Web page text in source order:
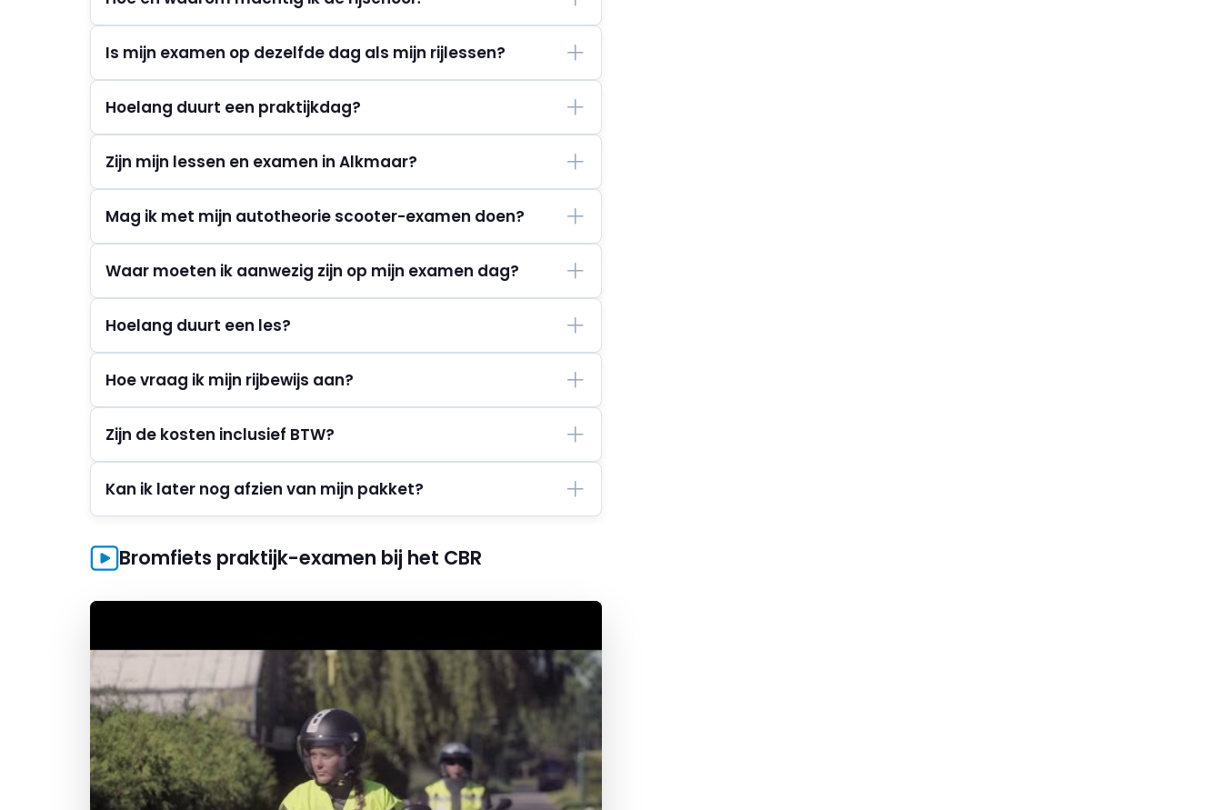
Is mijn examen op dezelfde dag als mijn rijlessen?
Hoelang duurt een praktijkdag?
Zijn mijn lessen en examen in Alkmaar?
Mag ik met mijn autotheorie scooter-examen doen?
Waar moeten ik aanwezig zijn op mijn examen dag?
Hoelang duurt een les?
Hoe vraag ik mijn rijbewijs aan?
Zijn de kosten inclusief BTW?
Kan ik later nog afzien van mijn pakket?
Bromfiets praktijk-examen bij het CBR